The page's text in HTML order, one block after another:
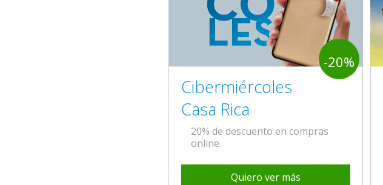
-20%
Cibermiércoles
Casa Rica
20% de descuento en compras
online.
Quiero ver más